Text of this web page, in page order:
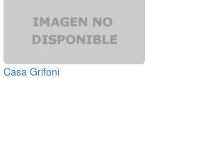
Casa Grifoni